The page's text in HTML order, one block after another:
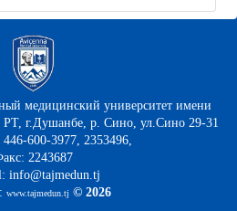
медицинский университет имени
г.Душанбе, р. Сино, ул.Сино 29-31
600-3977, 2353496,
2243687
info@tajmedun.tj
www.tajmedun.tj © 2026